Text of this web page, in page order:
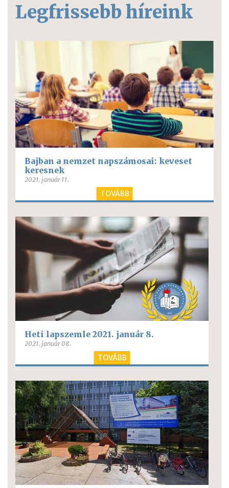
Legfrissebb híreink
Bajban a nemzet napszámosai: keveset
keresnek
2021. január 11.
TOVÁBB
Heti lapszemle 2021. január 8.
2021. január 08.
TOVÁBB